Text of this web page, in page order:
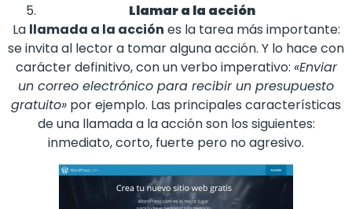
Llamar a la acción
La llamada a la acción es la tarea más importante:
se invita al lector a tomar alguna acción. Y lo hace con
carácter definitivo, con un verbo imperativo: «Enviar
un correo electrónico para recibir un presupuesto
gratuito» por ejemplo. Las principales características
de una llamada a la acción son los siguientes:
inmediato, corto, fuerte pero no agresivo.